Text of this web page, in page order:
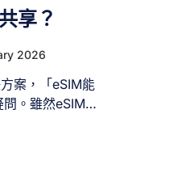
享？
2026
案，「eSIM能
。雖然eSIM共